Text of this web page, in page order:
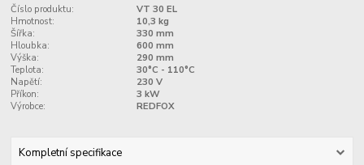
Číslo produktu:
VT 30 EL
Hmotnost:
10,3 kg
Šířka:
330 mm
Hloubka:
600 mm
Výška:
290 mm
Teplota:
30°C - 110°C
Napětí:
230 V
Příkon:
3 kW
Výrobce:
REDFOX
Kompletní specifikace